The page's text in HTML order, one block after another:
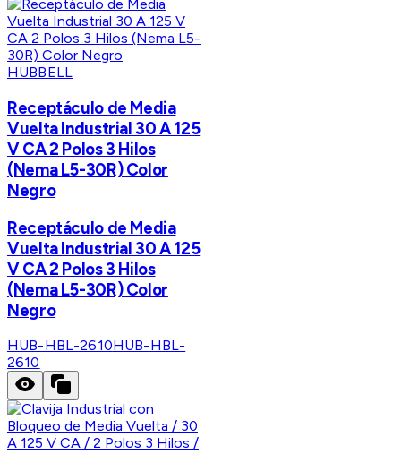
HUBBELL
Receptáculo de Media
Vuelta Industrial 30 A 125
V CA 2 Polos 3 Hilos
(Nema L5-30R) Color
Negro
Receptáculo de Media
Vuelta Industrial 30 A 125
V CA 2 Polos 3 Hilos
(Nema L5-30R) Color
Negro
HUB-HBL-2610HUB-HBL-
2610